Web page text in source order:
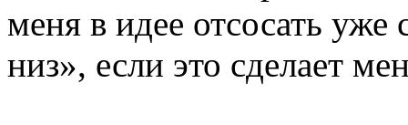
меня в идее отсосать
низ», если это сделает